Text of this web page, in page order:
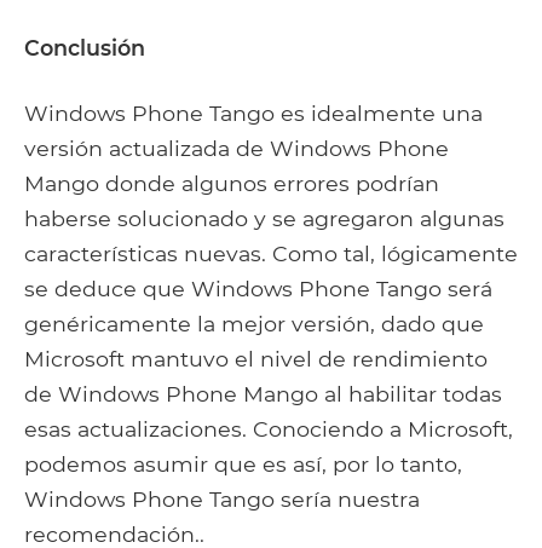
Conclusión
Windows Phone Tango es idealmente una
versión actualizada de Windows Phone
Mango donde algunos errores podrían
haberse solucionado y se agregaron algunas
características nuevas. Como tal, lógicamente
se deduce que Windows Phone Tango será
genéricamente la mejor versión, dado que
Microsoft mantuvo el nivel de rendimiento
de Windows Phone Mango al habilitar todas
esas actualizaciones. Conociendo a Microsoft,
podemos asumir que es así, por lo tanto,
Windows Phone Tango sería nuestra
recomendación..